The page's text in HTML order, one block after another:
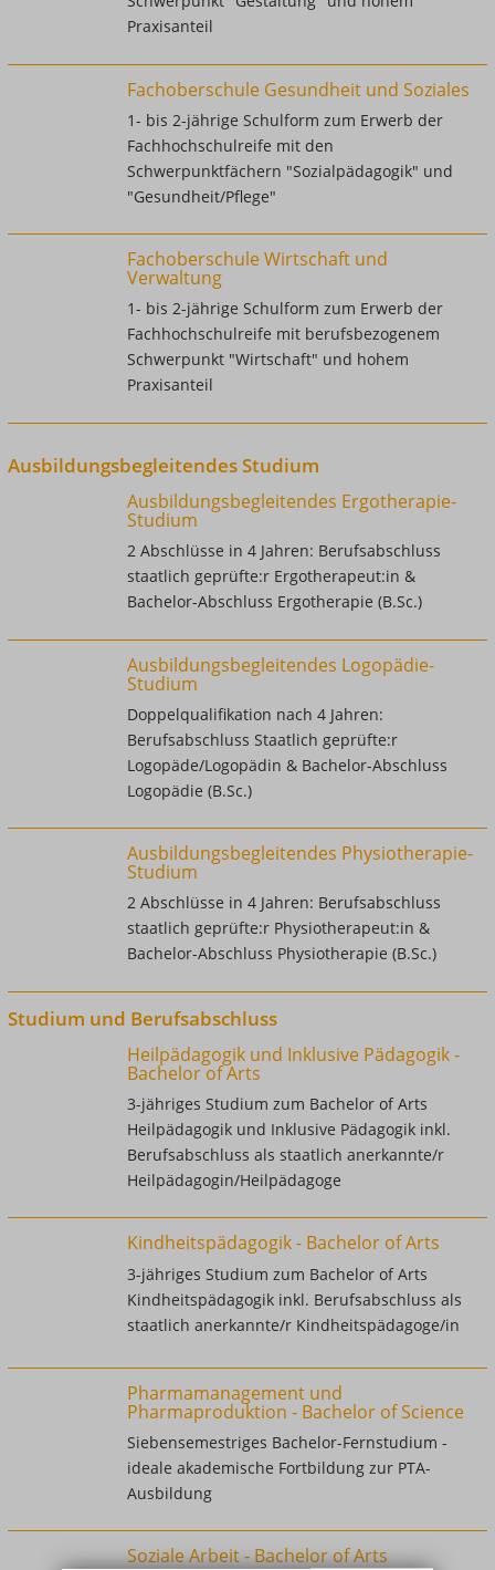
Praxisanteil
Fachoberschule Gesundheit und Soziales
1- bis 2-jährige Schulform zum Erwerb der
Fachhochschulreife mit den
Schwerpunktfächern "Sozialpädagogik" und
"Gesundheit/Pflege"
Fachoberschule Wirtschaft und
Verwaltung
1- bis 2-jährige Schulform zum Erwerb der
Fachhochschulreife mit berufsbezogenem
Schwerpunkt "Wirtschaft" und hohem
Praxisanteil
Ausbildungsbegleitendes Studium
Ausbildungsbegleitendes Ergotherapie-
Studium
2 Abschlüsse in 4 Jahren: Berufsabschluss
staatlich geprüfte:r Ergotherapeut:in &
Bachelor-Abschluss Ergotherapie (B.Sc.)
Ausbildungsbegleitendes Logopädie-
Studium
Doppelqualifikation nach 4 Jahren:
Berufsabschluss Staatlich geprüfte:r
Logopäde/Logopädin & Bachelor-Abschluss
Logopädie (B.Sc.)
Ausbildungsbegleitendes Physiotherapie-
Studium
2 Abschlüsse in 4 Jahren: Berufsabschluss
staatlich geprüfte:r Physiotherapeut:in &
Bachelor-Abschluss Physiotherapie (B.Sc.)
Studium und Berufsabschluss
Heilpädagogik und Inklusive Pädagogik -
Bachelor of Arts
3-jähriges Studium zum Bachelor of Arts
Heilpädagogik und Inklusive Pädagogik inkl.
Berufsabschluss als staatlich anerkannte/r
Heilpädagogin/Heilpädagoge
Kindheitspädagogik - Bachelor of Arts
3-jähriges Studium zum Bachelor of Arts
Kindheitspädagogik inkl. Berufsabschluss als
staatlich anerkannte/r Kindheitspädagoge/in
Pharmamanagement und
Pharmaproduktion - Bachelor of Science
Siebensemestriges Bachelor-Fernstudium -
ideale akademische Fortbildung zur PTA-
Ausbildung
Soziale Arbeit - Bachelor of Arts